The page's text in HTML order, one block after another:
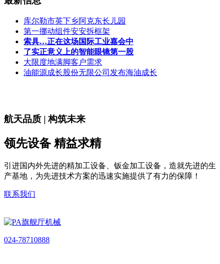
库尔勒市英下乡阿克东长儿园
第一挪动组件安安拆框架
索具…正在这场国际工业嘉会中
了实正意义上的智能眼镜第一股
大限度地满脚客户需求
油能源成长股份无限公司发布海油成长
航天品质 | 构筑未来
领先设备 精益求精
引进国内外先进的精加工设备、钣金加工设备，造就先进的生
产基地，为先进技术方案的迅速实施提供了有力的保障！
联系我们
024-78710888